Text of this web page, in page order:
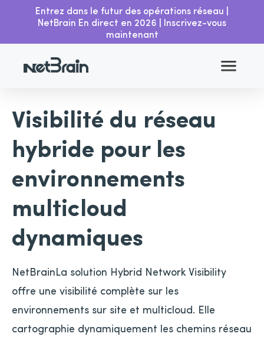
Entrez dans le futur des opérations réseau |
NetBrain En direct en 2026 | Inscrivez-vous
maintenant
TOPOLOGIE ET ​​CARTOGRAPHIE
Visibilité du réseau
hybride pour les
environnements
multicloud
dynamiques
NetBrainLa solution Hybrid Network Visibility
offre une visibilité complète sur les
environnements sur site et multicloud. Elle
cartographie dynamiquement les chemins réseau